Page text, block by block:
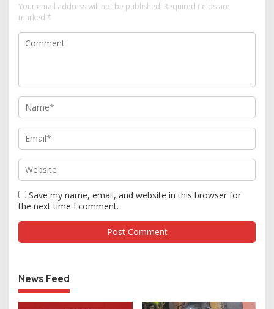
Your email address will not be published. Required fields are
marked *
Save my name, email, and website in this browser for
the next time I comment.
News Feed